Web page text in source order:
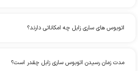
اتوبوس های ساری زابل چه امکاناتی دارند؟
مدت زمان رسیدن اتوبوس ساری زابل چقدر است؟